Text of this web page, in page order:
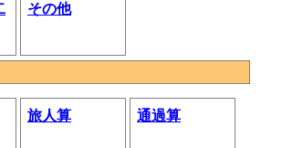
その他
旅人算 通過算